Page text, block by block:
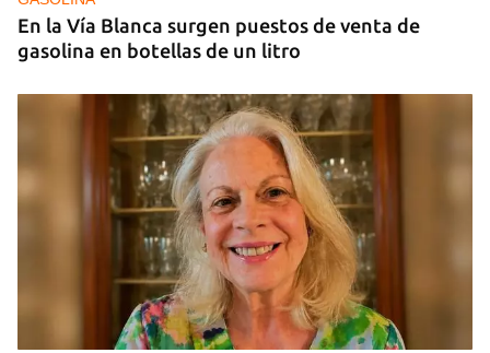
En la Vía Blanca surgen puestos de venta de
gasolina en botellas de un litro